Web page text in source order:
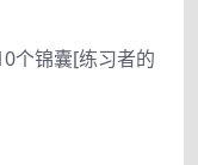
个锦囊[练习者的